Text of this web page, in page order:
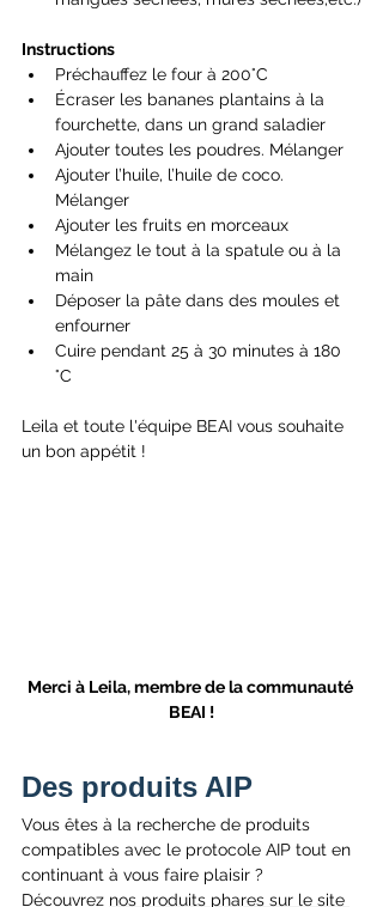
Instructions
Préchauffez le four à 200°C
Écraser les bananes plantains à la
fourchette, dans un grand saladier
Ajouter toutes les poudres. Mélanger
Ajouter l’huile, l’huile de coco.
Mélanger
Ajouter les fruits en morceaux
Mélangez le tout à la spatule ou à la
main
Déposer la pâte dans des moules et
enfourner
Cuire pendant 25 à 30 minutes à 180
°C
Leila et toute l'équipe BEAI vous souhaite
un bon appétit !
Merci à Leila, membre de la communauté
BEAI !
Des produits AIP
Vous êtes à la recherche de produits
compatibles avec le protocole AIP tout en
continuant à vous faire plaisir ?
Découvrez nos produits phares sur le site